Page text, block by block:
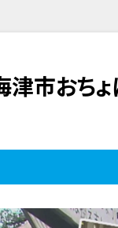
津市おち